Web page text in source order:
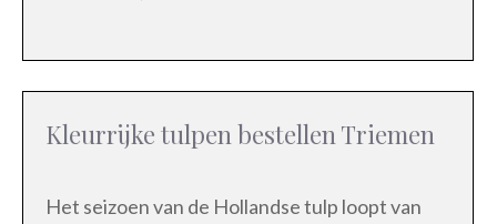
Kleurrijke tulpen bestellen Triemen
Het seizoen van de Hollandse tulp loopt van